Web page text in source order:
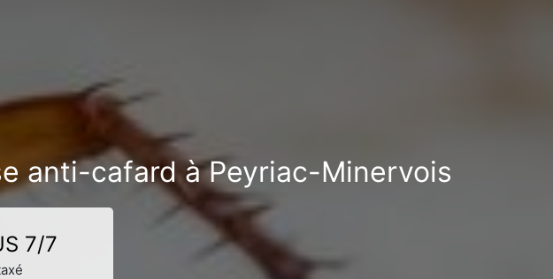
anti-cafard à Peyriac-Minervois
7/7